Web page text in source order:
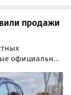
продажи
официально
автосалона из
000 рублей…